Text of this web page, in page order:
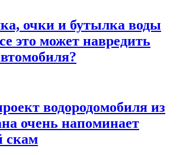
очки и бутылка воды
это может навредить
водородомобиля из
очень напоминает
скам